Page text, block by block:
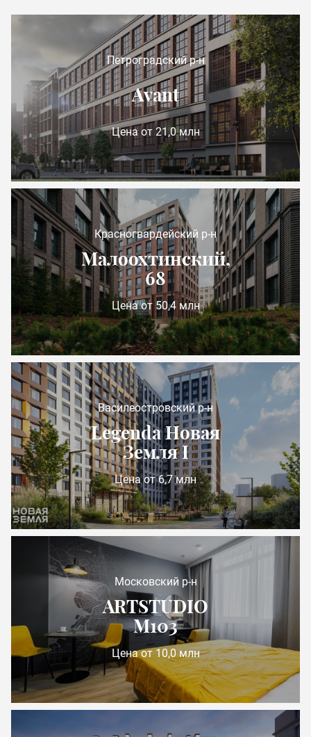
Петроградский р-н
Avant
Цена от 21,0 млн
Красногвардейский р-н
Малоохтинский,
68
Цена от 50,4 млн
Василеостровский р-н
Legenda Новая
Земля I
Цена от 6,7 млн
Московский р-н
ARTSTUDIO
М103
Цена от 10,0 млн